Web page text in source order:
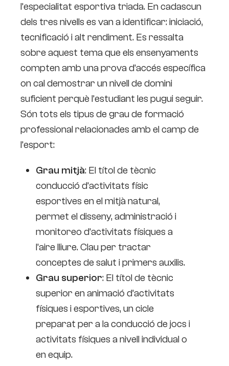
l’especialitat esportiva triada. En cadascun
dels tres nivells es van a identificar: iniciació,
tecnificació i alt rendiment. Es ressalta
sobre aquest tema que els ensenyaments
compten amb una prova d’accés específica
on cal demostrar un nivell de domini
suficient perquè l’estudiant les pugui seguir.
Són tots els tipus de grau de formació
professional relacionades amb el camp de
l’esport:
Grau mitjà: El títol de tècnic
conducció d’activitats físic
esportives en el mitjà natural,
permet el disseny, administració i
monitoreo d’activitats físiques a
l’aire lliure. Clau per tractar
conceptes de salut i primers auxilis.
Grau superior: El títol de tècnic
superior en animació d’activitats
físiques i esportives, un cicle
preparat per a la conducció de jocs i
activitats físiques a nivell individual o
en equip.